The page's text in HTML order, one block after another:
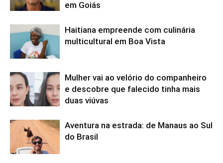
em Goiás
Haitiana empreende com culinária
multicultural em Boa Vista
Mulher vai ao velório do companheiro
e descobre que falecido tinha mais
duas viúvas
Aventura na estrada: de Manaus ao Sul
do Brasil